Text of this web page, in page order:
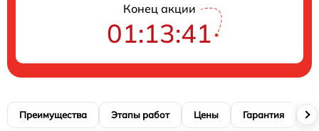
Конец акции
01:13:41
Преимущества Этапы работ Цены Гарантия